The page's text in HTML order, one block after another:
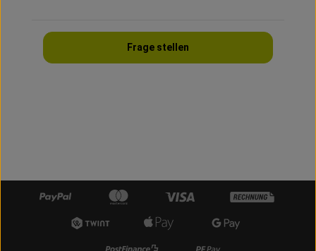
Frage stellen